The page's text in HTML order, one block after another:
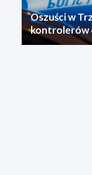
Oszuści w
kontrolerów